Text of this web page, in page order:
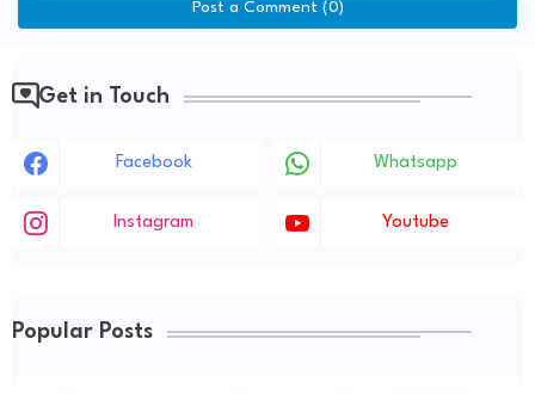
Post a Comment (0)
Get in Touch
Facebook Whatsapp
Instagram Youtube
Popular Posts